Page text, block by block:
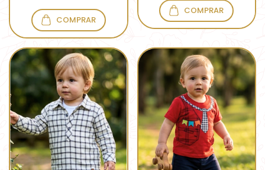
COMPRAR
COMPRAR